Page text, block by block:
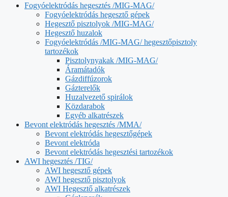
Fogyóelektródás hegesztés /MIG-MAG/
Fogyóelektródás hegesztő gépek
Hegesztő pisztolyok /MIG-MAG/
Hegesztő huzalok
Fogyóelektródás /MIG-MAG/ hegesztőpisztoly
tartozékok
Pisztolynyakak /MIG-MAG/
Áramátadók
Gázdiffúzorok
Gázterelők
Huzalvezető spirálok
Közdarabok
Egyéb alkatrészek
Bevont elektródás hegesztés /MMA/
Bevont elektródás hegesztőgépek
Bevont elektróda
Bevont elektródás hegesztési tartozékok
AWI hegesztés /TIG/
AWI hegesztő gépek
AWI hegesztő pisztolyok
AWI Hegesztő alkatrészek